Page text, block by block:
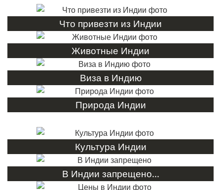
Что привезти из Индии
Животные Индии
Виза в Индию
Природа Индии
Культура Индии
В Индии запрещено...